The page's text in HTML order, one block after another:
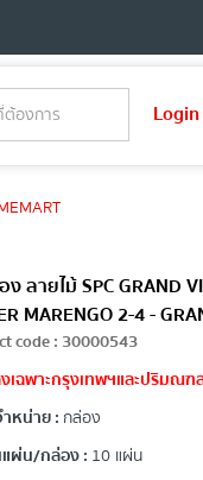
Login
ง ลายไม้ SPC GRAND
MARENGO 2-4 -
code: 30000543
เฉพาะกรุงเทพฯและปริมณฑ
หน่าย : กล่อง
ผ่น/กล่อง : 10 แผ่น